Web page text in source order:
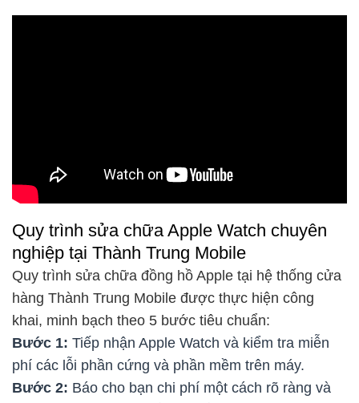
Quy trình sửa chữa Apple Watch chuyên
nghiệp tại Thành Trung Mobile
Quy trình sửa chữa đồng hồ Apple tại hệ thống cửa
hàng Thành Trung Mobile được thực hiện công
khai, minh bạch theo 5 bước tiêu chuẩn:
Bước 1: Tiếp nhận Apple Watch và kiểm tra miễn
phí các lỗi phần cứng và phần mềm trên máy.
Bước 2: Báo cho bạn chi phí một cách rõ ràng và